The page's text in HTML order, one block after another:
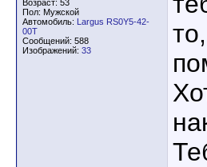
Возраст: 53
Пол: Мужской
Автомобиль: Largus RS0Y5-42-
00T
Сообщений: 588
Изображений: 33